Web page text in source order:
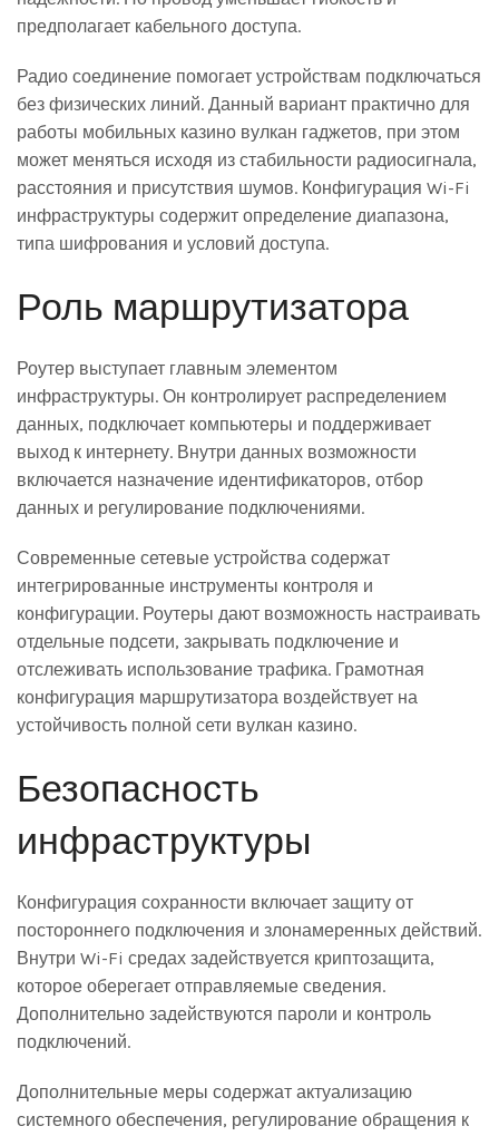
предполагает кабельного доступа.
Радио соединение помогает устройствам подключаться
без физических линий. Данный вариант практично для
работы мобильных казино вулкан гаджетов, при этом
может меняться исходя из стабильности радиосигнала,
расстояния и присутствия шумов. Конфигурация Wi-Fi
инфраструктуры содержит определение диапазона,
типа шифрования и условий доступа.
Роль маршрутизатора
Роутер выступает главным элементом
инфраструктуры. Он контролирует распределением
данных, подключает компьютеры и поддерживает
выход к интернету. Внутри данных возможности
включается назначение идентификаторов, отбор
данных и регулирование подключениями.
Современные сетевые устройства содержат
интегрированные инструменты контроля и
конфигурации. Роутеры дают возможность настраивать
отдельные подсети, закрывать подключение и
отслеживать использование трафика. Грамотная
конфигурация маршрутизатора воздействует на
устойчивость полной сети вулкан казино.
Безопасность
инфраструктуры
Конфигурация сохранности включает защиту от
постороннего подключения и злонамеренных действий.
Внутри Wi-Fi средах задействуется криптозащита,
которое оберегает отправляемые сведения.
Дополнительно задействуются пароли и контроль
подключений.
Дополнительные меры содержат актуализацию
системного обеспечения, регулирование обращения к